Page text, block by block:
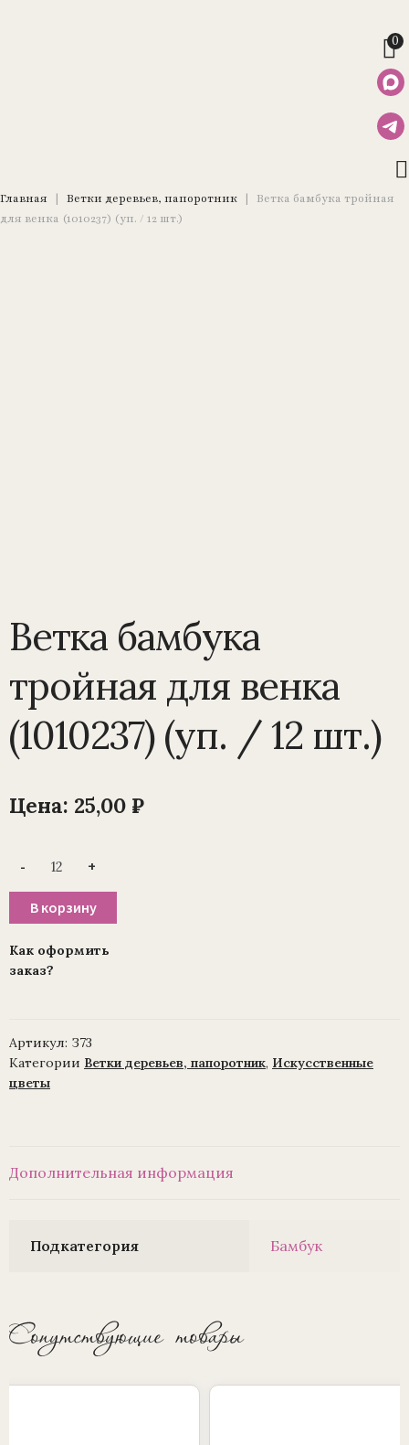
0
Главная | Ветки деревьев, папоротник |
Ветка бамбука тройная
для венка (1010237) (уп. / 12 шт.)
Ветка бамбука
тройная для венка
(1010237) (уп. / 12 шт.)
Цена: 25,00 ₽
-
товара
бамбука
тройная
для
венка
(1010237)
(уп.
+
В корзину
Как оформить
заказ?
Артикул: З73
Категории Ветки деревьев, папоротник, Искусственные
цветы
Дополнительная информация
Подкатегория Бамбук
Сопутствующие товары